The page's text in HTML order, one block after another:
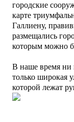
городские
карте
Галлиену,
размещались
которым можно
В наше время ни
только широкая
которой лежат